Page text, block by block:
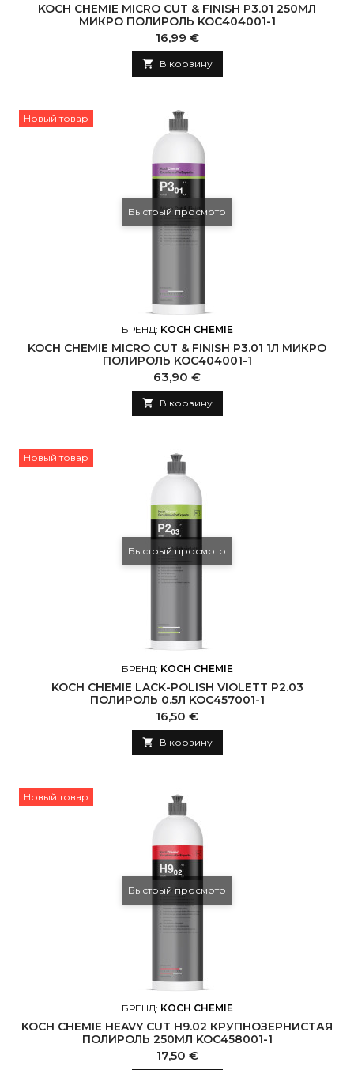
KOCH CHEMIE MICRO CUT & FINISH P3.01 250МЛ
МИКРО ПОЛИРОЛЬ KOC404001-1
Цена
16,99 €
 В корзину
Новый товар
Быстрый просмотр
БРЕНД: KOCH CHEMIE
KOCH CHEMIE MICRO CUT & FINISH P3.01 1Л МИКРО
ПОЛИРОЛЬ KOC404001-1
Цена
63,90 €
 В корзину
Новый товар
Быстрый просмотр
БРЕНД: KOCH CHEMIE
KOCH CHEMIE LACK-POLISH VIOLETT P2.03
ПОЛИРОЛЬ 0.5Л KOC457001-1
Цена
16,50 €
 В корзину
Новый товар
Быстрый просмотр
БРЕНД: KOCH CHEMIE
KOCH CHEMIE HEAVY CUT H9.02 КРУПНОЗЕРНИСТАЯ
ПОЛИРОЛЬ 250МЛ KOC458001-1
Цена
17,50 €